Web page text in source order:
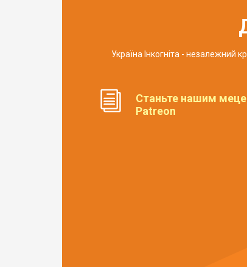
Україна Інкогніта - незалежний
Станьте нашим
Patreon